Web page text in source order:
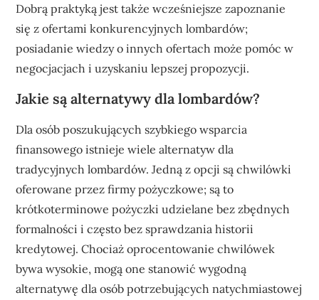
Dobrą praktyką jest także wcześniejsze zapoznanie
się z ofertami konkurencyjnych lombardów;
posiadanie wiedzy o innych ofertach może pomóc w
negocjacjach i uzyskaniu lepszej propozycji.
Jakie są alternatywy dla lombardów?
Dla osób poszukujących szybkiego wsparcia
finansowego istnieje wiele alternatyw dla
tradycyjnych lombardów. Jedną z opcji są chwilówki
oferowane przez firmy pożyczkowe; są to
krótkoterminowe pożyczki udzielane bez zbędnych
formalności i często bez sprawdzania historii
kredytowej. Chociaż oprocentowanie chwilówek
bywa wysokie, mogą one stanowić wygodną
alternatywę dla osób potrzebujących natychmiastowej